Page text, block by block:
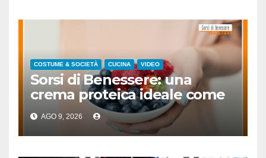
COSTUME & SOCIETÀ CUCINA VIDEO
Sorsi di Benessere: una
crema proteica ideale come
spuntino
AGO 9, 2026